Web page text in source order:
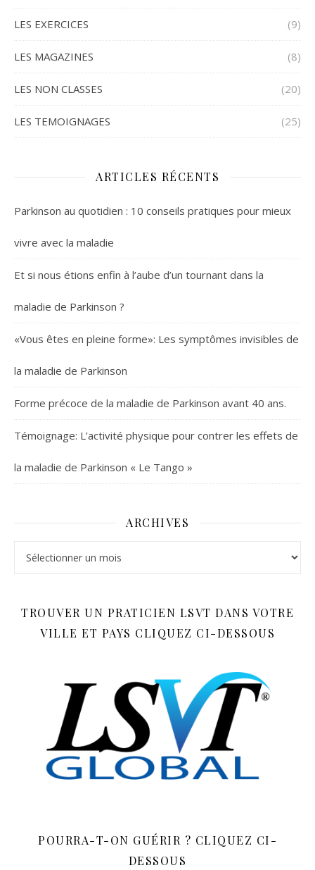
LES EXERCICES (9)
LES MAGAZINES (8)
LES NON CLASSES (20)
LES TEMOIGNAGES (25)
ARTICLES RÉCENTS
Parkinson au quotidien : 10 conseils pratiques pour mieux
vivre avec la maladie
Et si nous étions enfin à l’aube d’un tournant dans la
maladie de Parkinson ?
«Vous êtes en pleine forme»: Les symptômes invisibles de
la maladie de Parkinson
Forme précoce de la maladie de Parkinson avant 40 ans.
Témoignage: L’activité physique pour contrer les effets de
la maladie de Parkinson « Le Tango »
ARCHIVES
TROUVER UN PRATICIEN LSVT DANS VOTRE
VILLE ET PAYS CLIQUEZ CI-DESSOUS
POURRA-T-ON GUÉRIR ? CLIQUEZ CI-
DESSOUS